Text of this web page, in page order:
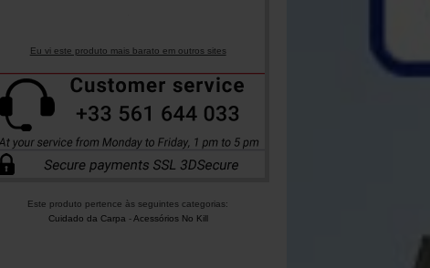
Eu vi este produto mais barato em outros sites
Este produto pertence às seguintes categorias:
Cuidado da Carpa -Acessórios No Kill